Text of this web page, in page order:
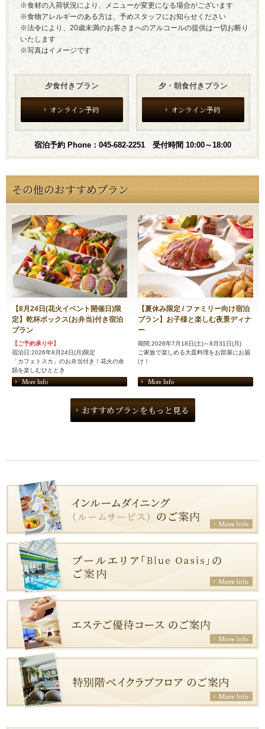
※食材の入荷状況により、メニューが変更になる場合がございます
※食物アレルギーのある方は、予めスタッフにお知らせください
※法令により、20歳未満のお客さまへのアルコールの提供は一切お断り
いたします
※写真はイメージです
夕食付きプラン
オンライン予約
夕・朝食付きプラン
オンライン予約
宿泊予約 Phone：045-682-2251 受付時間 10:00～18:00
その他のおすすめプラン
【8月24日(花火イベント開催日)限
定】乾杯ボックス(お弁当)付き宿泊
プラン
【ご予約承り中】
宿泊日:2026年8月24日(月)限定
「カフェトスカ」のお弁当付き！花火の余
韻を楽しむひととき
More Info
【夏休み限定 / ファミリー向け宿泊
プラン】お子様と楽しむ夜景ディナ
ー
期間:2026年7月18日(土)～8月31日(月)
ご家族で楽しめる大皿料理をお部屋にお届
け！
More Info
おすすめプランをもっと見る